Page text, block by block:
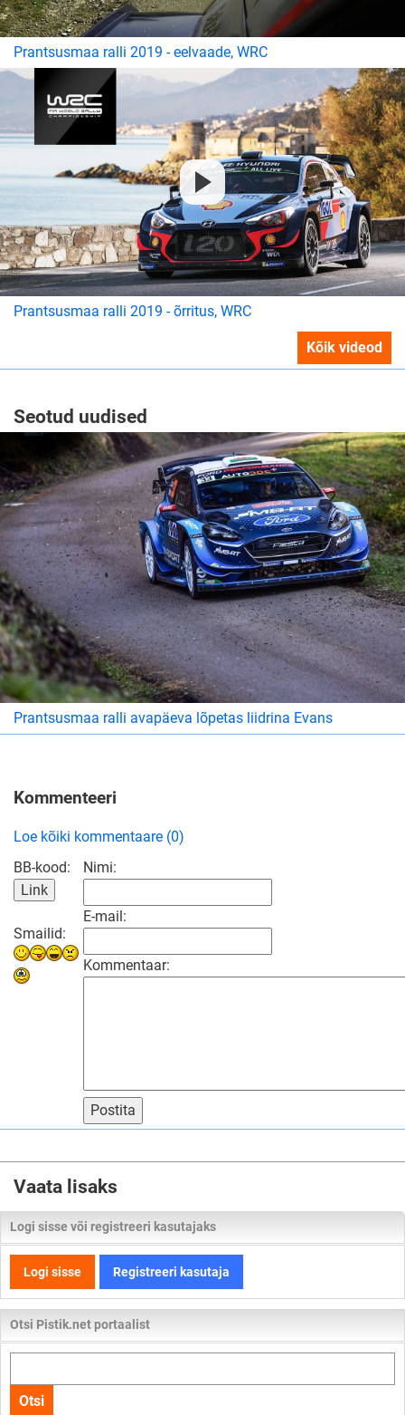
Prantsusmaa ralli 2019 - eelvaade, WRC
Prantsusmaa ralli 2019 - õrritus, WRC
Kõik videod
Seotud uudised
Prantsusmaa ralli avapäeva lõpetas liidrina Evans
Kommenteeri
Loe kõiki kommentaare (0)
BB-kood:
Smailid:
Nimi:
E-mail:
Kommentaar:
Postita
Vaata lisaks
Logi sisse või registreeri kasutajaks
Logi sisse Registreeri kasutaja
Otsi Pistik.net portaalist
kogu
lehelt
Otsi